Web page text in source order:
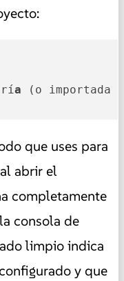
a (o importada
que uses para
abrir el
completamente
consola de
limpio indica
y que